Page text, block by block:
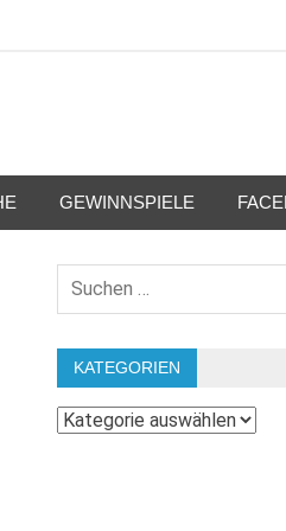
GEWINNSPIELE
KATEGORIEN
Kategorien